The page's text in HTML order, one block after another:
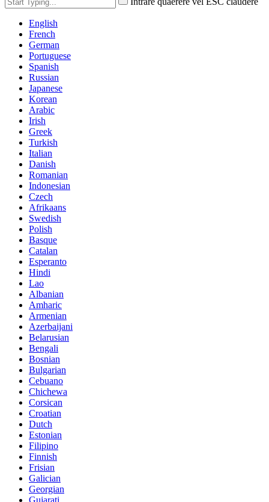
English
French
German
Portuguese
Spanish
Russian
Japanese
Korean
Arabic
Irish
Greek
Turkish
Italian
Danish
Romanian
Indonesian
Czech
Afrikaans
Swedish
Polish
Basque
Catalan
Esperanto
Hindi
Lao
Albanian
Amharic
Armenian
Azerbaijani
Belarusian
Bengali
Bosnian
Bulgarian
Cebuano
Chichewa
Corsican
Croatian
Dutch
Estonian
Filipino
Finnish
Frisian
Galician
Georgian